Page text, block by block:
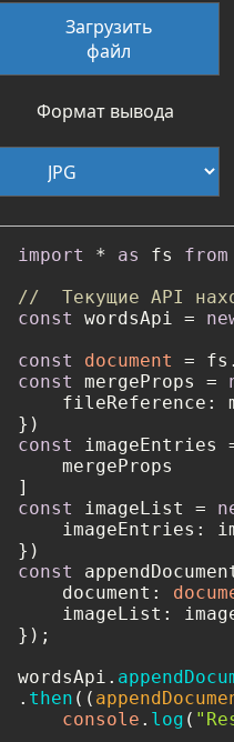
Загрузить
файл
Формат вывода
import * as fs from
//  Текущие API
const
wordsApi =
const
document = fs.
const
mergeProps =
fileReference :
const
imageEntries
    mergeProps
const
imageList =
imageEntries :
const
document :
imageList :
});
wordsApi.
. then ( (
console . log (